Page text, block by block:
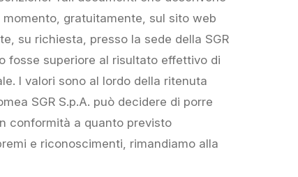
gratuitamente, sul sito web
su richiesta, presso la sede della SGR
fosse superiore al risultato effettivo di
I valori sono al lordo della ritenuta
SGR S.p.A. può decidere di porre
conformità a quanto previsto
e riconoscimenti, rimandiamo alla